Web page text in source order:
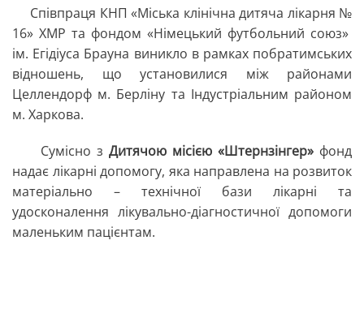
Співпраця КНП «Міська клінічна дитяча лікарня №
16» ХМР та фондом «Німецький футбольний союз»
ім. Егідіуса Брауна виникло в рамках побратимських
відношень, що установилися між районами
Целлендорф м. Берліну та Індустріальним районом
м. Харкова.
Сумісно з Дитячою місією «Штернзінгер» фонд
надає лікарні допомогу, яка направлена на розвиток
матеріально – технічної бази лікарні та
удосконалення лікувально-діагностичної допомоги
маленьким пацієнтам.